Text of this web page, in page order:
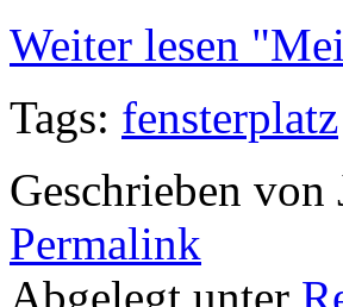
Weiter lesen
Tags: fensterplatz
Geschrieben
Permalink